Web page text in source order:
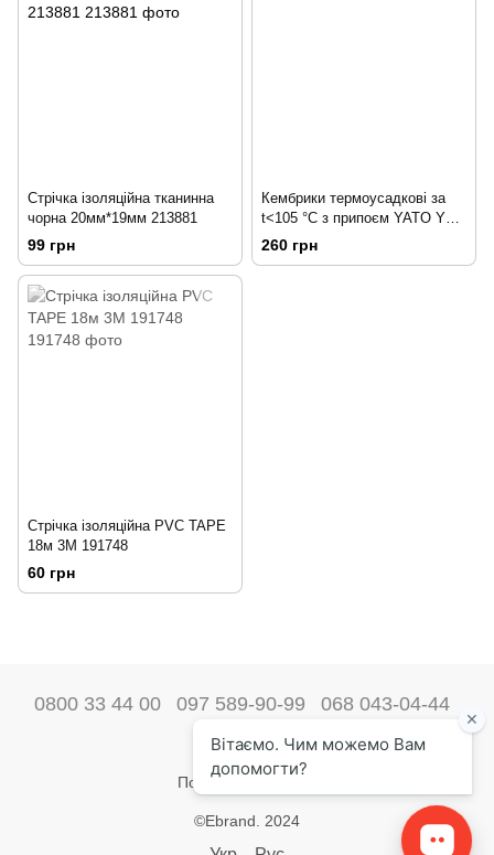
Стрічка ізоляційна тканинна
чорна 20мм*19мм 213881
99 грн
Кембрики термоусадкові за
t<105 °C з припоєм YATO YT-
81442 211358
260 грн
Стрічка ізоляційна PVC TAPE
18м 3М 191748
60 грн
0800 33 44 00 097 589-90-99 068 043-04-44
Наші контакти
Повна версія сайту
©Ebrand. 2024